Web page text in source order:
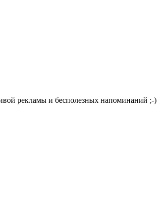
рекламы и бесполезных напоминаний ;-)